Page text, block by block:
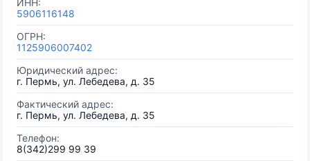
ИНН:
5906116148
ОГРН:
1125906007402
Юридический адрес:
г. Пермь, ул. Лебедева, д. 35
Фактический адрес:
г. Пермь, ул. Лебедева, д. 35
Телефон:
8(342)299 99 39